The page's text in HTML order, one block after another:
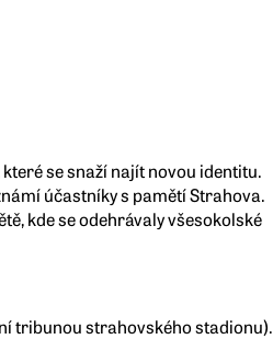
se snaží najít novou identitu.
účastníky s pamětí Strahova.
kde se odehrávaly všesokolské
tribunou strahovského stadionu).